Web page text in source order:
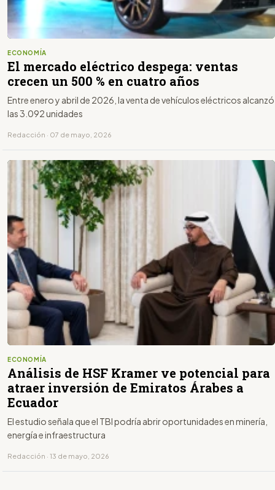
ECONOMÍA
El mercado eléctrico despega: ventas
crecen un 500 % en cuatro años
Entre enero y abril de 2026, la venta de vehículos eléctricos alcanzó
las 3.092 unidades
Redacción · 07 de mayo, 2026
ECONOMÍA
Análisis de HSF Kramer ve potencial para
atraer inversión de Emiratos Árabes a
Ecuador
El estudio señala que el TBI podría abrir oportunidades en minería,
energía e infraestructura
Redacción · 13 de mayo, 2026